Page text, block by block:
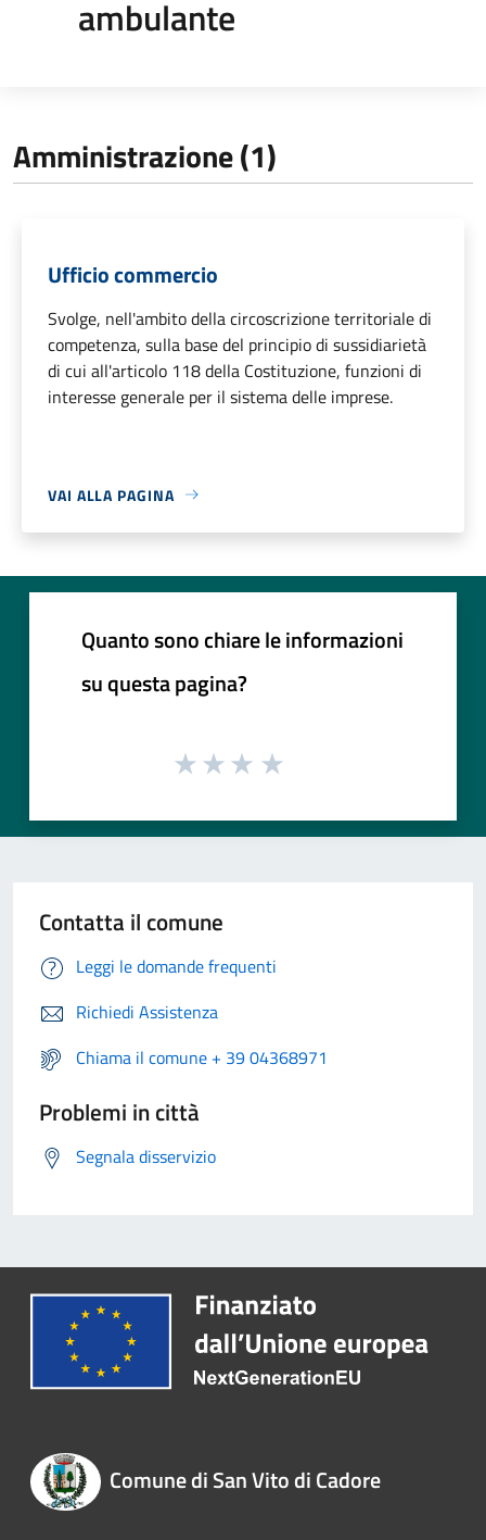
ambulante
Amministrazione (1)
Ufficio commercio
Svolge, nell'ambito della circoscrizione territoriale di
competenza, sulla base del principio di sussidiarietà
di cui all'articolo 118 della Costituzione, funzioni di
interesse generale per il sistema delle imprese.
VAI ALLA PAGINA
Quanto sono chiare le informazioni
su questa pagina?
Contatta il comune
Leggi le domande frequenti
Richiedi Assistenza
Chiama il comune + 39 04368971
Problemi in città
Segnala disservizio
Comune di San Vito di Cadore